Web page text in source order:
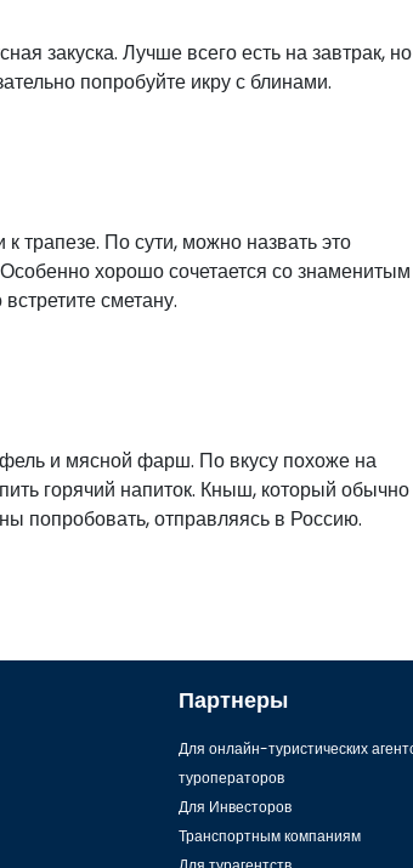
закуска. Лучше всего есть на завтрак,
попробуйте икру с блинами.
трапезе. По сути, можно назвать это
хорошо сочетается со знаменитым
сметану.
и мясной фарш. По вкусу похоже на
горячий напиток. Кныш, который обычно
попробовать, отправляясь в Россию.
Партнеры
Для онлайн-туристических
туроператоров
Для Инвесторов
Транспортным компаниям